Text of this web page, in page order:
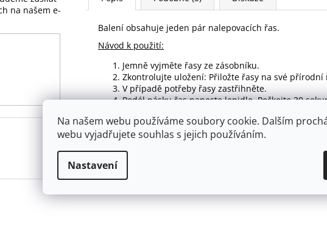
Na našem webu používáme soubory cookie. Dalším
webu vyjadřujete souhlas s jejich používáním.
Nastavení
na našem e-
Balení obsahuje jeden pár nalepovacích řas.
Návod k použití:
Jemně vyjměte řasy ze zásobníku.
Zkontrolujte uložení: Přiložte řasy na své přírodní
V případě potřeby řasy zastřihněte.
Podél pásku řas naneste lepidlo. Počkejte 30
Přidržte a nechte lepidlo zcela zaschnout.